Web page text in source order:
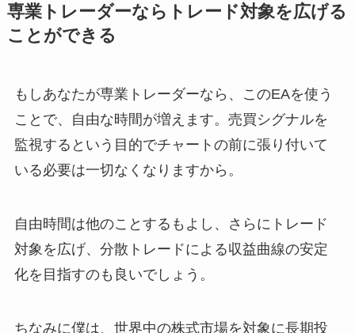
専業トレーダーならトレード対象を広げる
ことができる
もしあなたが専業トレーダーなら、このEAを使う
ことで、自由な時間が増えます。売買シグナルを
監視するという目的でチャートの前に張り付いて
いる必要は一切なくなりますから。
自由時間は他のことするもよし、さらにトレード
対象を広げ、分散トレードによる収益曲線の安定
化を目指すのも良いでしょう。
ちなみに僕は、世界中の株式市場を対象に長期投